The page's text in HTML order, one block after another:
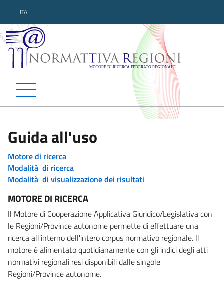
ITA
Normattiva Regioni -
Guida all'uso
Motore di ricerca
Modalità di ricerca
Modalità di visualizzazione dei risultati
MOTORE DI RICERCA
Il Motore di Cooperazione Applicativa Giuridico/Legislativa con
le Regioni/Province autonome permette di effettuare una
ricerca all'interno dell'intero corpus normativo regionale. Il
motore è alimentato quotidianamente con gli indici degli atti
normativi regionali resi disponibili dalle singole
Regioni/Province autonome.